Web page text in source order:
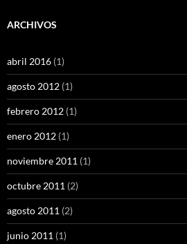
ARCHIVOS
abril 2016 (1)
agosto 2012 (1)
febrero 2012 (1)
enero 2012 (1)
noviembre 2011 (1)
octubre 2011 (2)
agosto 2011 (2)
junio 2011 (1)